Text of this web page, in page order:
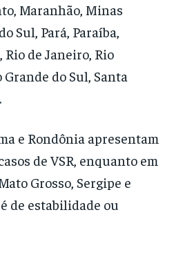
Maranhão, Minas
Sul, Pará, Paraíba,
Rio de Janeiro, Rio
do Sul, Santa
e Rondônia apresentam
de VSR, enquanto em
Grosso, Sergipe e
de estabilidade ou